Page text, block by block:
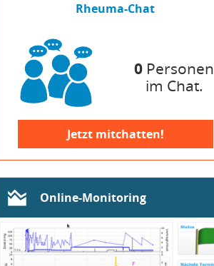
Rheuma-Chat
0 Personen
im Chat.
Jetzt mitchatten!
Online-Monitoring